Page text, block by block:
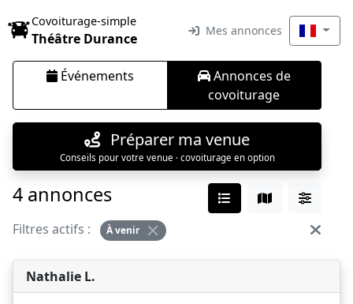
Covoiturage-simple
Théâtre Durance Mes annonces
Événements
Annonces de
covoiturage
Préparer ma venue
Conseils pour votre venue · covoiturage en option
4 annonces
Filtres actifs : À venir
Nathalie L.